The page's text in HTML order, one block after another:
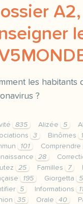
A2,
les habitants
?
835 Alizée 5
3 Binômes
101 Comprendre
28
25 Familles 7
195 Giorgetta 5
5 Informations
35 Orale 40